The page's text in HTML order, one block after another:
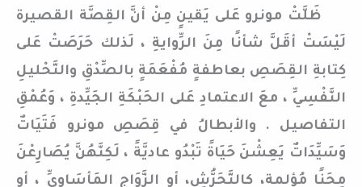
ظَلَّتْ مونرو عَلى يَقينٍ مِنْ أنَّ القِصَّة القصيرة
لَيْسَتْ أقَلَّ شأنًا مِنَ الرِّوايةِ ، لَذلك حَرَصَتْ عَلى
كِتابةِ القِصَصِ بعاطفةٍ مُفْعَمَةٍ بالصِّدْقِ والتَّحْليلِ
النَّفْسِيِّ ، معَ الاعتمادِ عَلى الحَبْكَةِ الجَيِّدةِ ، وَعُمْقِ
التفاصيل . والأبطالُ في قِصَصِ مونرو فَتَيَاتٌ
وَسَيِّدَاتٌ يَعِشْنَ حَيَاةً تَبْدُو عاديَّةً ، لَكِنَّهُنَّ يُصَارِعْنَ
مِحَنًا مُؤلمة، كالتَّحَرُّشِ، أو الزَّوَاجِ المَأسَاوِيِّ ، أو